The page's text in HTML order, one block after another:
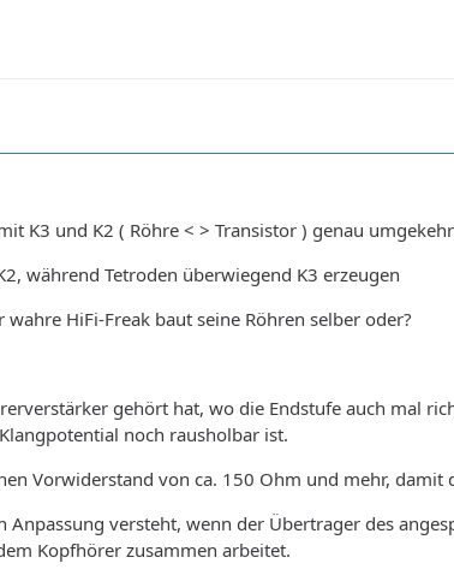
K3 und K2 ( Röhre < > Transistor ) genau
während Tetroden überwiegend K3 erzeugen
HiFi-Freak baut seine Röhren selber oder?
gehört hat, wo die Endstufe auch mal
noch rausholbar ist.
Vorwiderstand von ca. 150 Ohm und mehr,
Anpassung versteht, wenn der Übertrager des
Kopfhörer zusammen arbeitet.